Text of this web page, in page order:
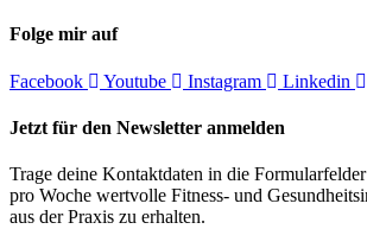
Folge mir auf
Facebook Youtube Instagram Linkedin
Jetzt für den Newsletter anmelden
Trage deine Kontaktdaten in die
pro Woche wertvolle Fitness- und
aus der Praxis zu erhalten.